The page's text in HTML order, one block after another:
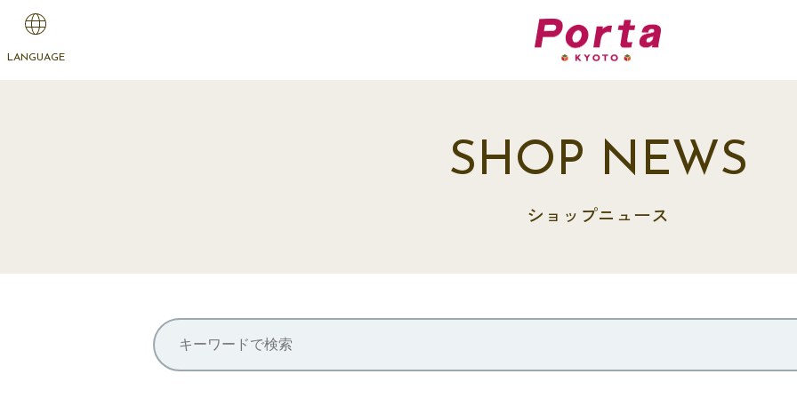
LANGUAGE
SHOP NEWS
ショップニュース